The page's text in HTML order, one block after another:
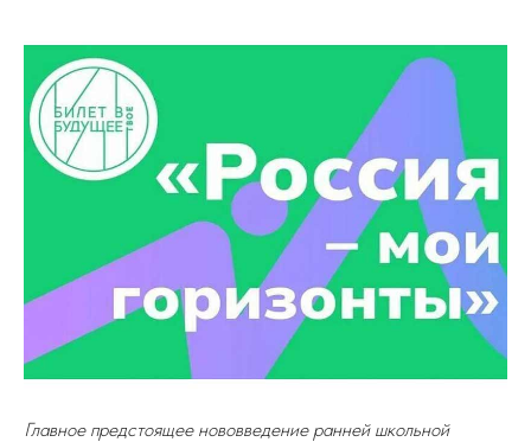
Главное предстоящее нововведение ранней школьной